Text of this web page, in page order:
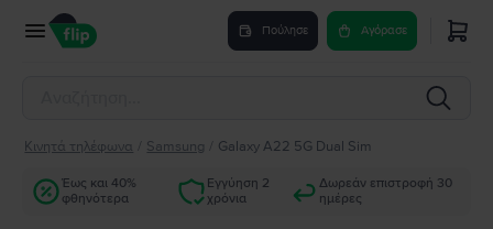
Πούλησε Αγόρασε
Κινητά τηλέφωνα Samsung Galaxy A22 5G Dual Sim
Έως και 40%
φθηνότερα
Εγγύηση 2
χρόνια
Δωρεάν επιστροφή 30
ημέρες